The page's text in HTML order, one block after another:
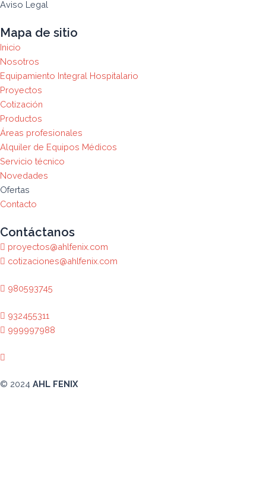
Aviso Legal
Mapa de sitio
Inicio
Nosotros
Equipamiento Integral Hospitalario
Proyectos
Cotización
Productos
Áreas profesionales
Alquiler de Equipos Médicos
Servicio técnico
Novedades
Ofertas
Contacto
Contáctanos
proyectos@ahlfenix.com
cotizaciones@ahlfenix.com
980593745
932455311
999997988
© 2024 AHL FENIX